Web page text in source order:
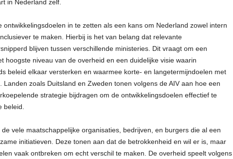
in Nederland zelf.
ontwikkelingsdoelen in te zetten als een kans om Nederland zowel intern
te maken. Hierbij is het van belang dat relevante
blijven tussen verschillende ministeries. Dit vraagt om een
hoogste niveau van de overheid en een duidelijke visie waarin
beleid elkaar versterken en waarmee korte- en langetermijndoelen met
Landen zoals Duitsland en Zweden tonen volgens de AIV aan hoe een
strategie bijdragen om de ontwikkelingsdoelen effectief te
beleid.
vele maatschappelijke organisaties, bedrijven, en burgers die al een
initiatieven. Deze tonen aan dat de betrokkenheid en wil er is, maar
vaak ontbreken om echt verschil te maken. De overheid speelt volgens